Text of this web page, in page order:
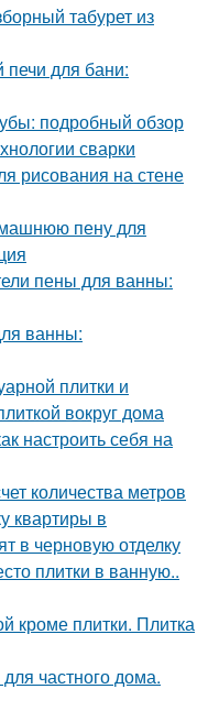
табурет из
печи для бани:
подробный обзор
сварки
рисования на стене
пену для
пены для ванны:
ванны:
плитки и
вокруг дома
настроить себя на
количества метров
квартиры в
в черновую отделку
плитки в ванную..
кроме плитки. Плитка
частного дома.